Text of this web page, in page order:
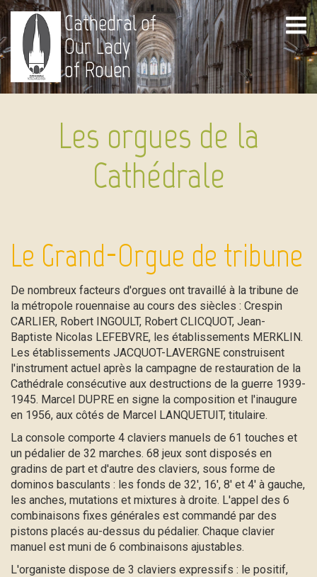
Cathedral of
Our Lady
of Rouen
Les orgues de la
Cathédrale
Le Grand-Orgue de tribune
De nombreux facteurs d'orgues ont travaillé à la tribune de
la métropole rouennaise au cours des siècles : Crespin
CARLIER, Robert INGOULT, Robert CLICQUOT, Jean-
Baptiste Nicolas LEFEBVRE, les établissements MERKLIN.
Les établissements JACQUOT-LAVERGNE construisent
l'instrument actuel après la campagne de restauration de la
Cathédrale consécutive aux destructions de la guerre 1939-
1945. Marcel DUPRE en signe la composition et l'inaugure
en 1956, aux côtés de Marcel LANQUETUIT, titulaire.
La console comporte 4 claviers manuels de 61 touches et
un pédalier de 32 marches. 68 jeux sont disposés en
gradins de part et d'autre des claviers, sous forme de
dominos basculants : les fonds de 32', 16', 8' et 4' à gauche,
les anches, mutations et mixtures à droite. L'appel des 6
combinaisons fixes générales est commandé par des
pistons placés au-dessus du pédalier. Chaque clavier
manuel est muni de 6 combinaisons ajustables.
L'organiste dispose de 3 claviers expressifs : le positif,